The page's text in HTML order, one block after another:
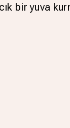
bir yuva